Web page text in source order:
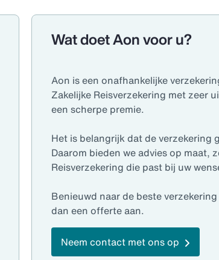
Wat doet Aon voor u?
Aon is een onafhankelijke
Zakelijke Reisverzekering met zeer
een scherpe premie.
Het is belangrijk dat de verzekering
Daarom bieden we advies op maat,
Reisverzekering die past bij uw
Benieuwd naar de beste
dan een offerte aan.
Neem contact met ons op